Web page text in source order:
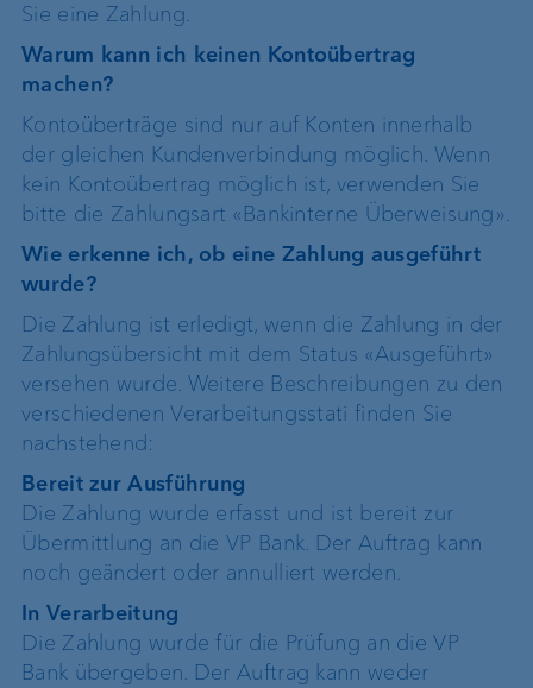
Sie eine Zahlung.
Warum kann ich keinen Kontoübertrag
machen?
Kontoüberträge sind nur auf Konten innerhalb
der gleichen Kundenverbindung möglich. Wenn
kein Kontoübertrag möglich ist, verwenden Sie
bitte die Zahlungsart «Bankinterne Überweisung».
Wie erkenne ich, ob eine Zahlung ausgeführt
wurde?
Die Zahlung ist erledigt, wenn die Zahlung in der
Zahlungsübersicht mit dem Status «Ausgeführt»
versehen wurde. Weitere Beschreibungen zu den
verschiedenen Verarbeitungsstati finden Sie
nachstehend:
Bereit zur Ausführung
Die Zahlung wurde erfasst und ist bereit zur
Übermittlung an die VP Bank. Der Auftrag kann
noch geändert oder annulliert werden.
In Verarbeitung
Die Zahlung wurde für die Prüfung an die VP
Bank übergeben. Der Auftrag kann weder